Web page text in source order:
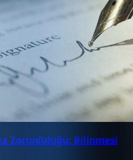
Zorunluluğu: Bilinmesi